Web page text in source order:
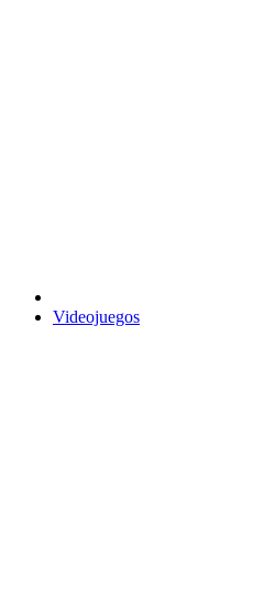
Videojuegos